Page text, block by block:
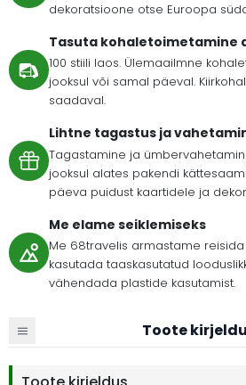
dekoratsioone otse Euroopa
Tasuta kohaletoimetamine
100 stiili laos. Ülemaailmne
jooksul või samal päeval.
saadaval.
Lihtne tagastus ja
Tagastamine ja
jooksul alates pakendi
päeva puidust kaartidele ja
Me elame seiklemiseks
Me 68travelis armastame
kasutada taaskasutatud
vähendada plastide kasutamist.
Toote